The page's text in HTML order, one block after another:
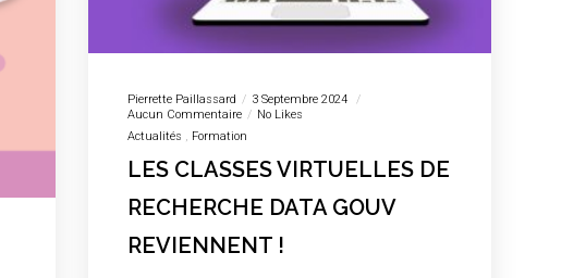
Pierrette Paillassard
3 Septembre 2024
Aucun Commentaire
No Likes
Actualités
Formation
LES CLASSES VIRTUELLES DE
RECHERCHE DATA GOUV
REVIENNENT !